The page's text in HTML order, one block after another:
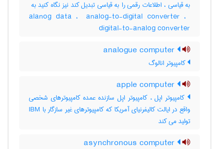
alanog data ، ‎ analog-to-digital converter ، ‎
digital-to-analog converter
کامپیوتر انالوگ
کامپیوتر اپل ، کامپیوتر اپل سازنده عمده کامپیوترهای شخصی
واقع در ایالت کالیفرنیای آمریکا که کامپیوترهای غیر سازگار با IBM
تولید می کند